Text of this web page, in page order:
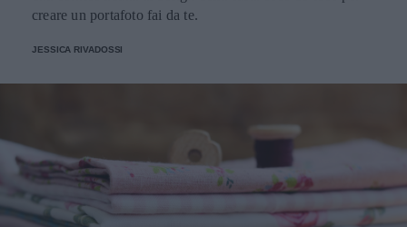
creare un portafoto fai da te.
JESSICA RIVADOSSI